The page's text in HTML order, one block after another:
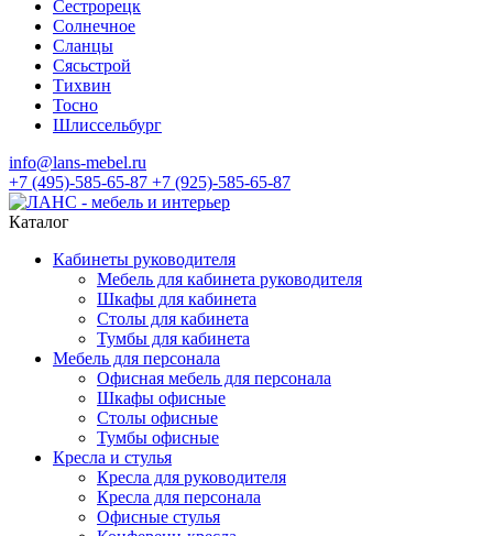
Сестрорецк
Солнечное
Сланцы
Сясьстрой
Тихвин
Тосно
Шлиссельбург
info@lans-mebel.ru
+7 (495)-585-65-87 +7 (925)-585-65-87
Каталог
Кабинеты руководителя
Мебель для кабинета руководителя
Шкафы для кабинета
Столы для кабинета
Тумбы для кабинета
Мебель для персонала
Офисная мебель для персонала
Шкафы офисные
Столы офисные
Тумбы офисные
Кресла и стулья
Кресла для руководителя
Кресла для персонала
Офисные стулья